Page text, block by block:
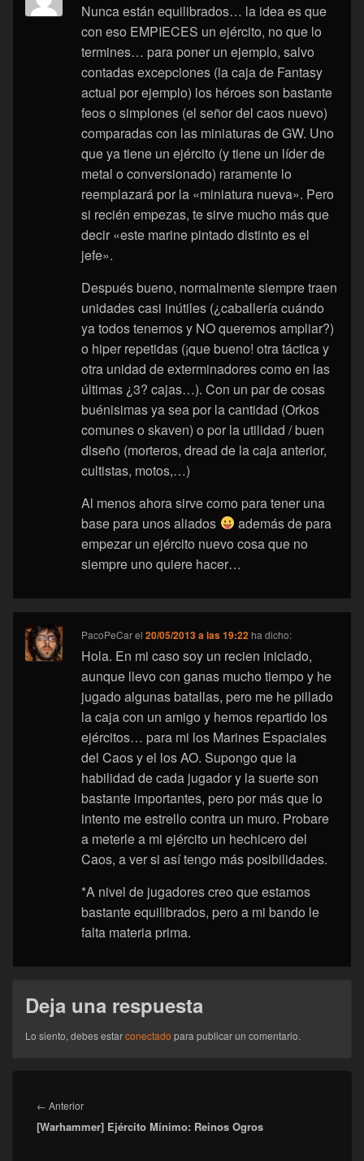
Nunca están equilibrados… la idea es que
con eso EMPIECES un ejército, no que lo
termines… para poner un ejemplo, salvo
contadas excepciones (la caja de Fantasy
actual por ejemplo) los héroes son bastante
feos o simplones (el señor del caos nuevo)
comparadas con las miniaturas de GW. Uno
que ya tiene un ejército (y tiene un líder de
metal o conversionado) raramente lo
reemplazará por la «miniatura nueva». Pero
si recién empezas, te sirve mucho más que
decir «este marine pintado distinto es el
jefe».
Después bueno, normalmente siempre traen
unidades casi inútiles (¿caballería cuándo
ya todos tenemos y NO queremos ampliar?)
o hiper repetidas (¡que bueno! otra táctica y
otra unidad de exterminadores como en las
últimas ¿3? cajas…). Con un par de cosas
buénisimas ya sea por la cantidad (Orkos
comunes o skaven) o por la utilidad / buen
diseño (morteros, dread de la caja anterior,
cultistas, motos,…)
Al menos ahora sirve como para tener una
base para unos aliados
además de para
empezar un ejército nuevo cosa que no
siempre uno quiere hacer…
PacoPeCarel20/05/2013 a las 19:22 ha dicho:
Hola. En mi caso soy un recien iniciado,
aunque llevo con ganas mucho tiempo y he
jugado algunas batallas, pero me he pillado
la caja con un amigo y hemos repartido los
ejércitos… para mi los Marines Espaciales
del Caos y el los AO. Supongo que la
habilidad de cada jugador y la suerte son
bastante importantes, pero por más que lo
intento me estrello contra un muro. Probare
a meterle a mi ejército un hechicero del
Caos, a ver si así tengo más posibilidades.
*A nivel de jugadores creo que estamos
bastante equilibrados, pero a mi bando le
falta materia prima.
Deja una respuesta
Lo siento, debes estarconectado para publicar un comentario.
de
entradas
← AnteriorEntrada
anterior:
[Warhammer] Ejército Mínimo: Reinos Ogros